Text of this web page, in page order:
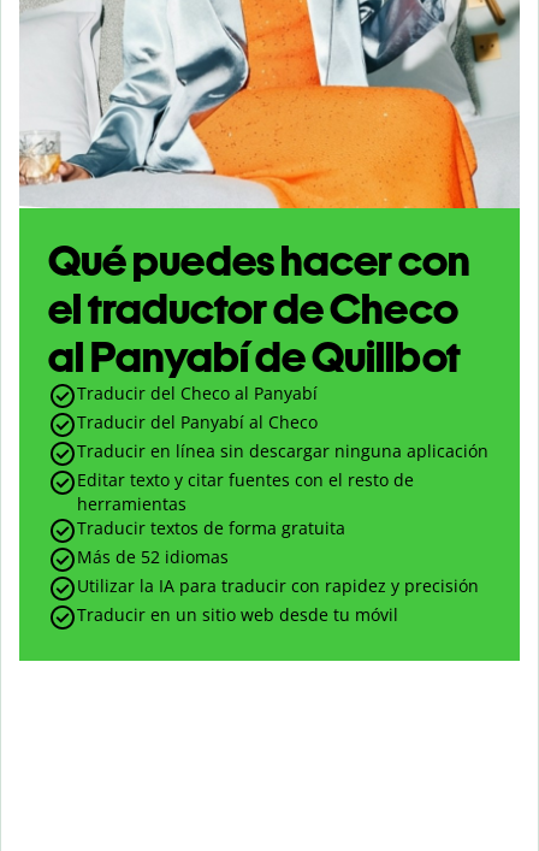
Qué puedes hacer con
el traductor de Checo
al Panyabí de Quillbot
Traducir del Checo al Panyabí
Traducir del Panyabí al Checo
Traducir en línea sin descargar ninguna aplicación
Editar texto y citar fuentes con el resto de
herramientas
Traducir textos de forma gratuita
Más de 52 idiomas
Utilizar la IA para traducir con rapidez y precisión
Traducir en un sitio web desde tu móvil